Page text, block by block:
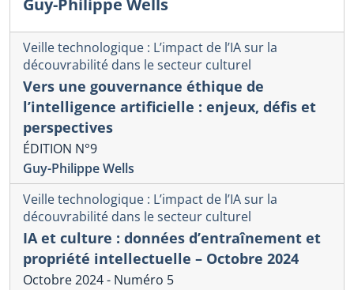
Guy-Philippe Wells
Veille technologique : L’impact de l’IA sur la
découvrabilité dans le secteur culturel
Vers une gouvernance éthique de
l’intelligence artificielle : enjeux, défis et
perspectives
ÉDITION N°9
Guy-Philippe Wells
Veille technologique : L’impact de l’IA sur la
découvrabilité dans le secteur culturel
IA et culture : données d’entraînement et
propriété intellectuelle – Octobre 2024
Octobre 2024 - Numéro 5